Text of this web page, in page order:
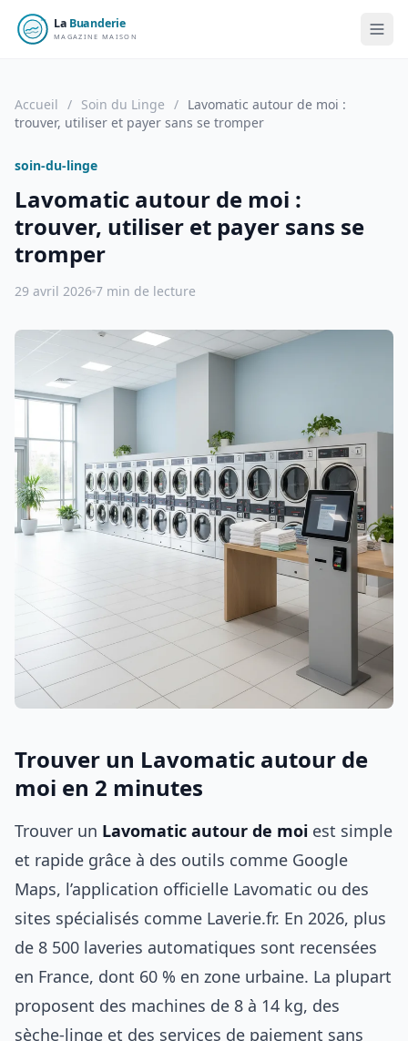
Accueil / Soin du Linge / Lavomatic autour de moi :
trouver, utiliser et payer sans se tromper
soin-du-linge
Lavomatic autour de moi :
trouver, utiliser et payer sans se
tromper
29 avril 2026 7 min de lecture
Trouver un Lavomatic autour de
moi en 2 minutes
Trouver un Lavomatic autour de moi est simple
et rapide grâce à des outils comme Google
Maps, l’application officielle Lavomatic ou des
sites spécialisés comme Laverie.fr. En 2026, plus
de 8 500 laveries automatiques sont recensées
en France, dont 60 % en zone urbaine. La plupart
proposent des machines de 8 à 14 kg, des
sèche-linge et des services de paiement sans